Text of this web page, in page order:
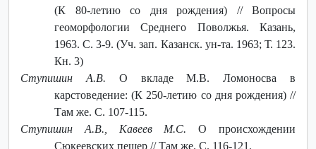
(К 80-летию со дня рождения) // Вопросы
геоморфологии Среднего Поволжья. Казань,
1963. С. 3-9. (Уч. зап. Казанск. ун-та. 1963; Т. 123.
Кн. 3)
Ступишин А.В. О вкладе М.В. Ломоносва в
карстоведение: (К 250-летию со дня рождения) //
Там же. С. 107-115.
Ступишин А.В., Кавеев М.С. О происхождении
Сюкеевских пещер // Там же. С. 116-121.